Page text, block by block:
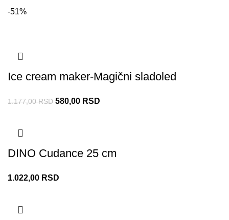
-51%
Ice cream maker-Magični sladoled
1.177,00RSD 580,00 RSD
DINO Cudance 25 cm
1.022,00 RSD